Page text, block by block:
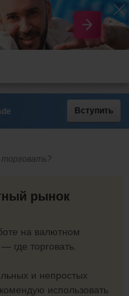
Вступить
торговать?
рынок
на валютном
где торговать.
и непростых
использовать